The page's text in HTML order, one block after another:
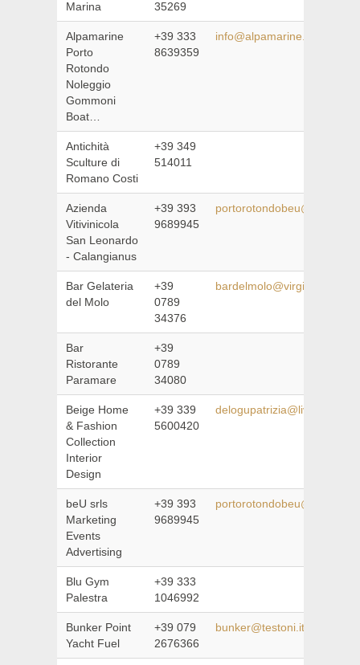
Marina
35269
Alpamarine
Porto
Rotondo
Noleggio
Gommoni
Boat…
+39 333
8639359
info@alpamarine.com
Antichità
Sculture di
Romano Costi
+39 349
514011
Azienda
Vitivinicola
San Leonardo
- Calangianus
+39 393
9689945
Bar Gelateria
del Molo
+39
0789
34376
bardelmolo@virgilio.it
Bar
Ristorante
Paramare
+39
0789
34080
Beige Home
& Fashion
Collection
Interior
Design
+39 339
5600420
delogupatrizia@live.it
beU srls
Marketing
Events
Advertising
+39 393
9689945
Blu Gym
Palestra
+39 333
1046992
Bunker Point
Yacht Fuel
+39 079
2676366
bunker@testoni.it